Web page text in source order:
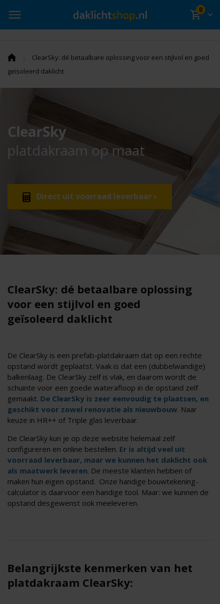
0
ClearSky: dé betaalbare oplossing voor een stijlvol en goed
geïsoleerd daklicht
ClearSky
platdakraam op maat
Direct uit voorraad leverbaar ›
ClearSky: dé betaalbare oplossing
voor een stijlvol en goed
geïsoleerd daklicht
De ClearSky is een prefab-platdakraam dat op een rechte
opstand wordt geplaatst. Vaak is dat een (dubbelwandige)
balkenlaag. De ClearSky zelf is vlak, en daarom wordt de
schuinte voor een goede waterafloop in de opstand zelf
gemaakt. De ClearSky is zeer eenvoudig te plaatsen, en
geschikt voor zowel renovatie als nieuwbouw. Naar
keuze in HR++ of Triple glas leverbaar.
De ClearSky kun je op deze website helemaal zelf
configureren en online bestellen. Er is altijd veel uit
voorraad leverbaar, maar we kunnen het daklicht ook
als maatwerk leveren. De meeste klanten hebben of
maken hun eigen opstand. Onze handige bouwtekening-
calculator is daarvoor een handige tool. Maar: we kunnen de
opstand desgewenst ook meeleveren.
Belangrijkste kenmerken van het
platdakraam ClearSky: